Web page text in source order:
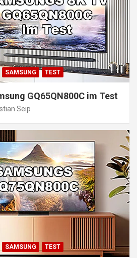
SAMSUNG TEST
GQ65QN800C im Test
Seip
SAMSUNG TEST